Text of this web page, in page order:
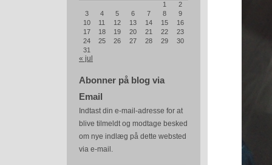
1
2
3
4 5 6 7 8
9
10
11 12 13 14 15
16
17
18 19 20 21 22
23
24
25 26 27 28 29
30
31
« jul
Abonner på blog via
Email
Indtast din e-mail-adresse for at
blive tilmeldt og modtage besked
om nye indlæg på dette websted
via e-mail.